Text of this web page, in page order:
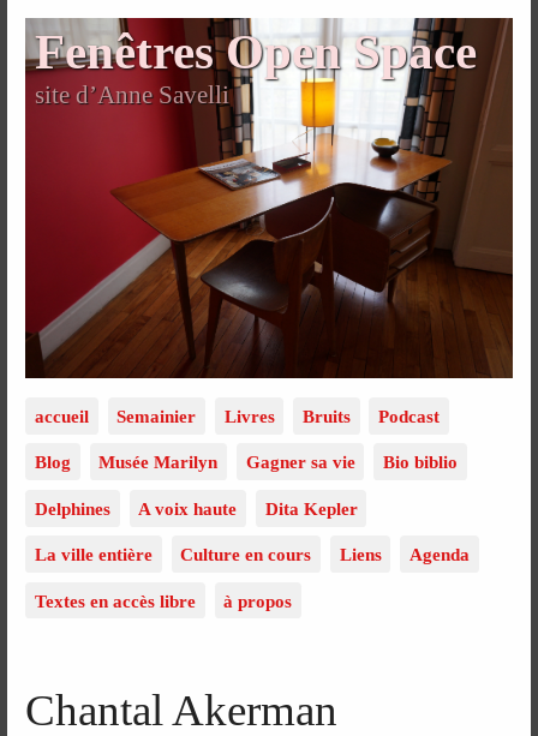
Fenêtres Open Space
site d’Anne Savelli
accueil Semainier Livres Bruits Podcast
Blog Musée Marilyn Gagner sa vie Bio biblio
Delphines A voix haute Dita Kepler
La ville entière Culture en cours Liens Agenda
Textes en accès libre à propos
Chantal Akerman